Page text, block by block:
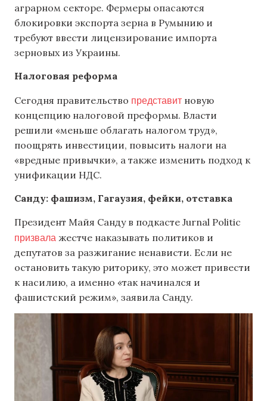
аграрном секторе. Фермеры опасаются
блокировки экспорта зерна в Румынию и
требуют ввести лицензирование импорта
зерновых из Украины.
Налоговая реформа
Сегодня правительство представит новую
концепцию налоговой преформы. Власти
решили «меньше облагать налогом труд»,
поощрять инвестиции, повысить налоги на
«вредные привычки», а также изменить подход к
унификации НДС.
Санду: фашизм, Гагаузия, фейки, отставка
Президент Майя Санду в подкасте Jurnal Politic
призвала жестче наказывать политиков и
депутатов за разжигание ненависти. Если не
остановить такую риторику, это может привести
к насилию, а именно «так начинался и
фашистский режим», заявила Санду.